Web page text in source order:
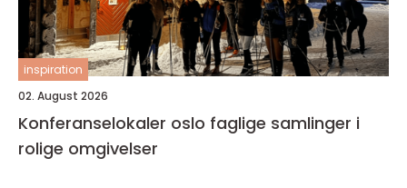
inspiration
02. August 2026
Konferanselokaler oslo faglige samlinger i
rolige omgivelser